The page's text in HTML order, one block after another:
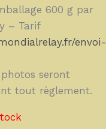
600 g par
– Tarif
envoi-
seront
tout règlement.